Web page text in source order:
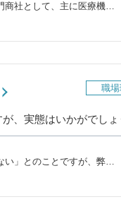
商社として、主に医療機…
職
、実態はいかがでしょ
い」とのことですが、弊…